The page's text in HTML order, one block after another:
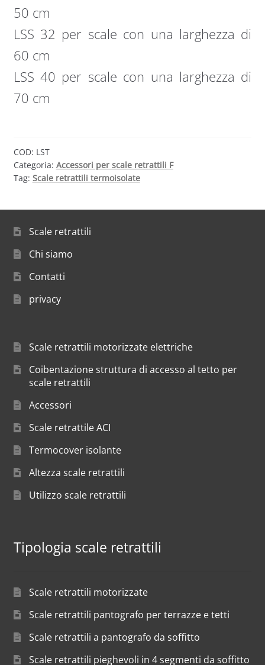
50 cm
LSS 32 per scale con una larghezza di
60 cm
LSS 40 per scale con una larghezza di
70 cm
COD: LST
Categoria: Accessori per scale retrattili F
Tag: Scale retrattili termoisolate
Scale retrattili
Chi siamo
Contatti
privacy
Scale retrattili motorizzate elettriche
Coibentazione struttura di accesso al tetto per
scale retrattili
Accessori
Scale retrattile ACI
Termocover isolante
Altezza scale retrattili
Utilizzo scale retrattili
Tipologia scale retrattili
Scale retrattili motorizzate
Scale retrattili pantografo per terrazze e tetti
Scale retrattili a pantografo da soffitto
Scale retrattili pieghevoli in 4 segmenti da soffitto